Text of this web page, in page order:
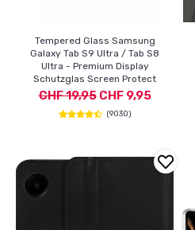
Tempered Glass Samsung
Galaxy Tab S9 Ultra / Tab S8
Ultra - Premium Display
Schutzglas Screen Protect
CHF 19,95CHF 9,95
(9030)